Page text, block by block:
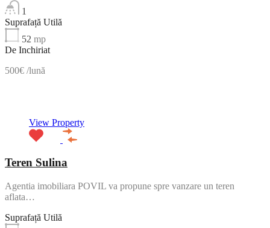
1
Suprafață Utilă
52 mp
De Inchiriat
500€ /lună
View Property
Teren Sulina
Agentia imobiliara POVIL va propune spre vanzare un teren
aflata…
Suprafață Utilă